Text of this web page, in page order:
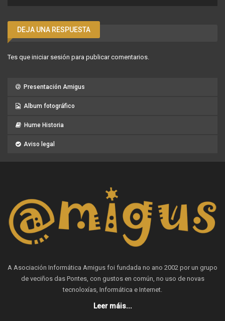
DEJA UNA RESPUESTA
Tes que iniciar sesión para publicar comentarios.
Presentación Amigus
Album fotográfico
Hume Historia
Aviso legal
A Asociación Informática Amigus foi fundada no ano 2002 por un grupo
de veciños das Pontes, con gustos en común, no uso de novas
tecnoloxías, Informática e Internet.
Leer máis...